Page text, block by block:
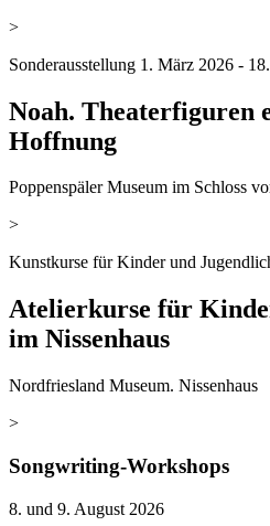
>
Sonderausstellung 1. März 2026 -
Noah. Theaterfiguren
Hoffnung
Poppenspäler Museum im Schloss
>
Kunstkurse für Kinder und
Atelierkurse für
im Nissenhaus
Nordfriesland Museum. Nissenhaus
>
Songwriting-Workshops
8. und 9. August 2026